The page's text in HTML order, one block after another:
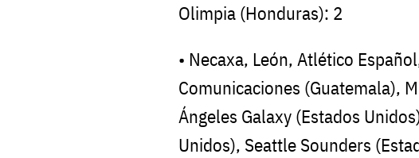
Olimpia (Honduras): 2
• Necaxa, León, Atlético
Comunicaciones (Guatemala),
Ángeles Galaxy (Estados
Unidos), Seattle Sounders